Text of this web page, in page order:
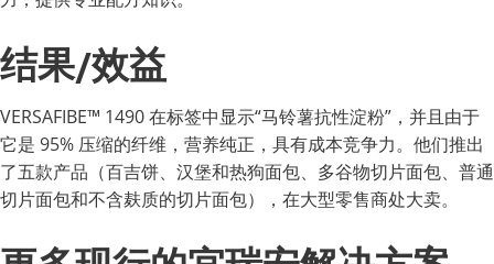
结果/效益
VERSAFIBE™ 1490 在标签中显示“马铃薯抗性淀粉”，并且由于
它是 95% 压缩的纤维，营养纯正，具有成本竞争力。他们推出
了五款产品（百吉饼、汉堡和热狗面包、多谷物切片面包、普通
切片面包和不含麸质的切片面包），在大型零售商处大卖。